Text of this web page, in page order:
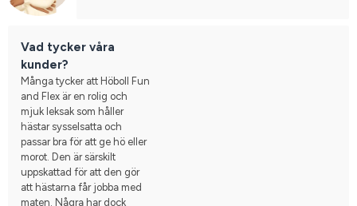
Vad tycker våra
kunder?
Många tycker att Höboll Fun
and Flex är en rolig och
mjuk leksak som håller
hästar sysselsatta och
passar bra för att ge hö eller
morot. Den är särskilt
uppskattad för att den gör
att hästarna får jobba med
maten. Några har dock